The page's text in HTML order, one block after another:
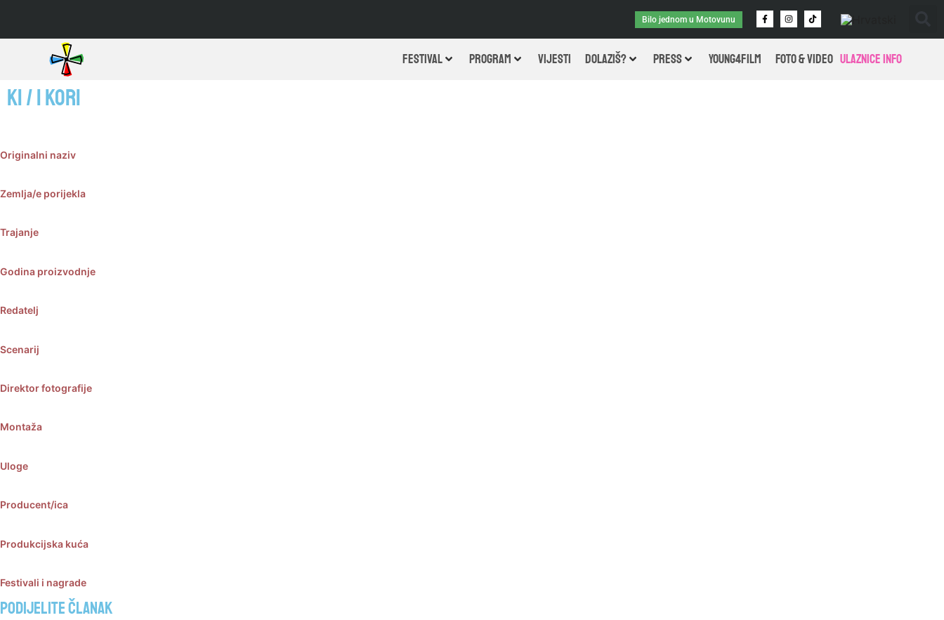
Bilo jednom u Motovunu
FESTIVAL PROGRAM VIJESTI DOLAZIŠ? PRESS Young4Film FOTO & VIDEO Ulaznice info
KI / I KORI
Originalni naziv
Zemlja/e porijekla
Trajanje
Godina proizvodnje
Redatelj
Scenarij
Direktor fotografije
Montaža
Uloge
Producent/ica
Produkcijska kuća
Festivali i nagrade
Podijelite članak